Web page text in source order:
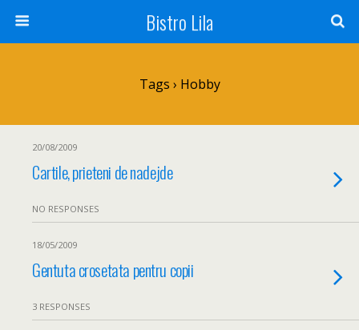
Bistro Lila
Tags › Hobby
20/08/2009
Cartile, prieteni de nadejde
NO RESPONSES
18/05/2009
Gentuta crosetata pentru copii
3 RESPONSES